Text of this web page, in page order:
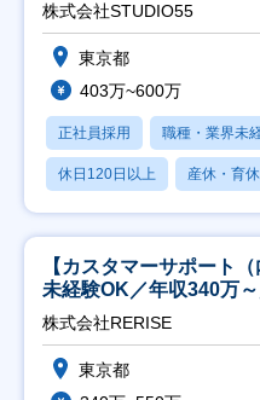
株式会社STUDIO55
東京都
403万~600万
正社員採用 職種・業界未
休日120日以上 産休・育
【カスタマーサポート
未経験OK／年収340万
株式会社RERISE
東京都